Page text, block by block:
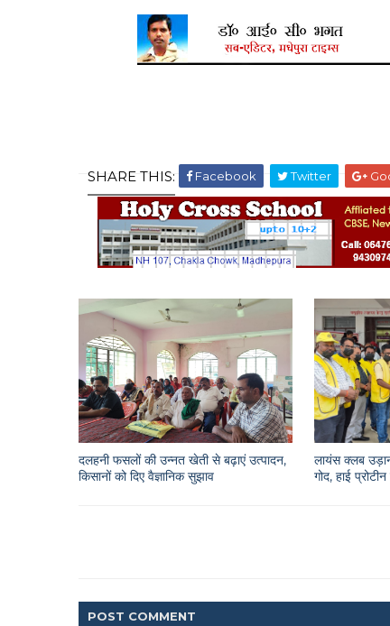
SHARE THIS: Facebook Twitter
दलहनी फसलों की उन्नत खेती से बढ़ाएं उत्पादन,
किसानों को दिए वैज्ञानिक सुझाव
लायंस क्लब उड़ान
गोद, हाई
POST COMMENT